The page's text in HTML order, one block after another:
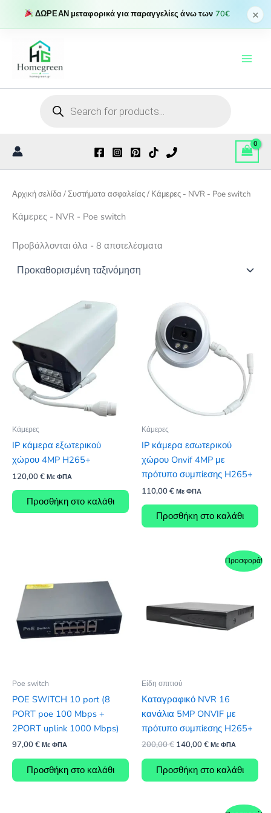
ΔΩΡΕΑΝ μεταφορικά για παραγγελίες άνω των 70€ ×
περιεχόμενο
search
Αρχική σελίδα /Συστήματα ασφαλείας/ Κάμερες - NVR - Poe switch
Κάμερες - NVR - Poe switch
Προβάλλονται όλα - 8 αποτελέσματα
Κάμερες
IP κάμερα εξωτερικού
χώρου 4MP H265+
120,00€ Με ΦΠΑ
Προσθήκη στο καλάθι
Κάμερες
IP κάμερα εσωτερικού
χώρου Onvif 4MP με
πρότυπο συμπίεσης H265+
110,00€ Με ΦΠΑ
Προσθήκη στο καλάθι
Poe switch
POE SWITCH 10 port (8
PORT poe 100 Mbps +
2PORT uplink 1000 Mbps)
97,00€ Με ΦΠΑ
Προσθήκη στο καλάθι
Προσφορά!
Είδη σπιτιού
Καταγραφικό NVR 16
κανάλια 5MP ONVIF με
πρότυπο συμπίεσης H265+
200,00€ Original
was:
200,00 €.
140,00€Η
είναι:
Με ΦΠΑ
Προσθήκη στο καλάθι